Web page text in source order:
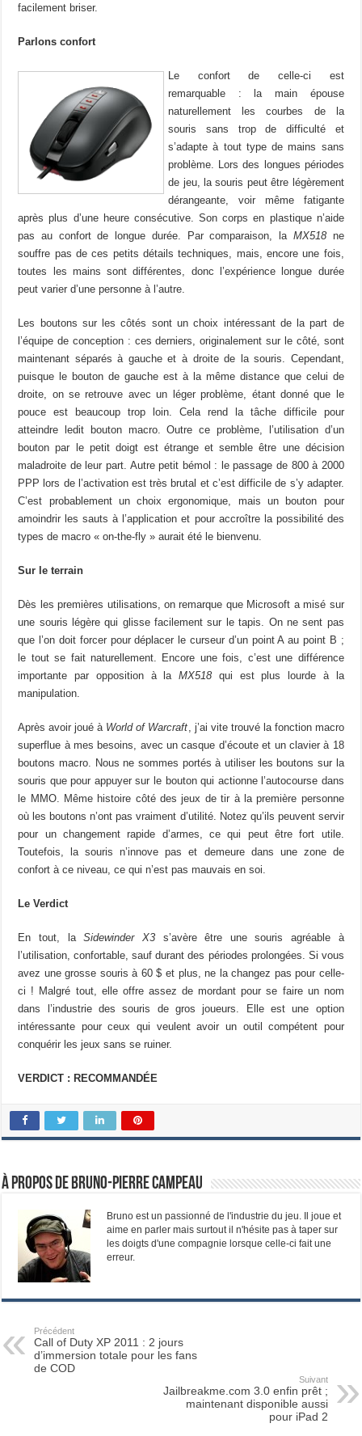
facilement briser.
Parlons confort
Le confort de celle-ci est
remarquable : la main épouse
naturellement les courbes de la
souris sans trop de difficulté et
s’adapte à tout type de mains sans
problème. Lors des longues périodes
de jeu, la souris peut être légèrement
dérangeante, voir même fatigante
après plus d’une heure consécutive. Son corps en plastique n’aide
pas au confort de longue durée. Par comparaison, la MX518 ne
souffre pas de ces petits détails techniques, mais, encore une fois,
toutes les mains sont différentes, donc l’expérience longue durée
peut varier d’une personne à l’autre.
Les boutons sur les côtés sont un choix intéressant de la part de
l’équipe de conception : ces derniers, originalement sur le côté, sont
maintenant séparés à gauche et à droite de la souris. Cependant,
puisque le bouton de gauche est à la même distance que celui de
droite, on se retrouve avec un léger problème, étant donné que le
pouce est beaucoup trop loin. Cela rend la tâche difficile pour
atteindre ledit bouton macro. Outre ce problème, l’utilisation d’un
bouton par le petit doigt est étrange et semble être une décision
maladroite de leur part. Autre petit bémol : le passage de 800 à 2000
PPP lors de l’activation est très brutal et c’est difficile de s’y adapter.
C’est probablement un choix ergonomique, mais un bouton pour
amoindrir les sauts à l’application et pour accroître la possibilité des
types de macro « on-the-fly » aurait été le bienvenu.
Sur le terrain
Dès les premières utilisations, on remarque que Microsoft a misé sur
une souris légère qui glisse facilement sur le tapis. On ne sent pas
que l’on doit forcer pour déplacer le curseur d’un point A au point B ;
le tout se fait naturellement. Encore une fois, c’est une différence
importante par opposition à laMX518 qui est plus lourde à la
manipulation.
Après avoir joué à World of Warcraft , j’ai vite trouvé la fonction macro
superflue à mes besoins, avec un casque d’écoute et un clavier à 18
boutons macro. Nous ne sommes portés à utiliser les boutons sur la
souris que pour appuyer sur le bouton qui actionne l’autocourse dans
le MMO. Même histoire côté des jeux de tir à la première personne
où les boutons n’ont pas vraiment d’utilité. Notez qu’ils peuvent servir
pour un changement rapide d’armes, ce qui peut être fort utile.
Toutefois, la souris n’innove pas et demeure dans une zone de
confort à ce niveau, ce qui n’est pas mauvais en soi.
Le Verdict
En tout, laSidewinder X3s’avère être une souris agréable à
l’utilisation, confortable, sauf durant des périodes prolongées. Si vous
avez une grosse souris à 60 $ et plus, ne la changez pas pour celle-
ci ! Malgré tout, elle offre assez de mordant pour se faire un nom
dans l’industrie des souris de gros joueurs. Elle est une option
intéressante pour ceux qui veulent avoir un outil compétent pour
conquérir les jeux sans se ruiner.
VERDICT : RECOMMANDÉE
À propos de Bruno-Pierre Campeau
Bruno est un passionné de l'industrie du jeu. Il joue et
aime en parler mais surtout il n'hésite pas à taper sur
les doigts d'une compagnie lorsque celle-ci fait une
erreur.
Précédent
Call of Duty XP 2011 : 2 jours
d’immersion totale pour les fans
de COD
Suivant
Jailbreakme.com 3.0 enfin prêt ;
maintenant disponible aussi
pour iPad 2